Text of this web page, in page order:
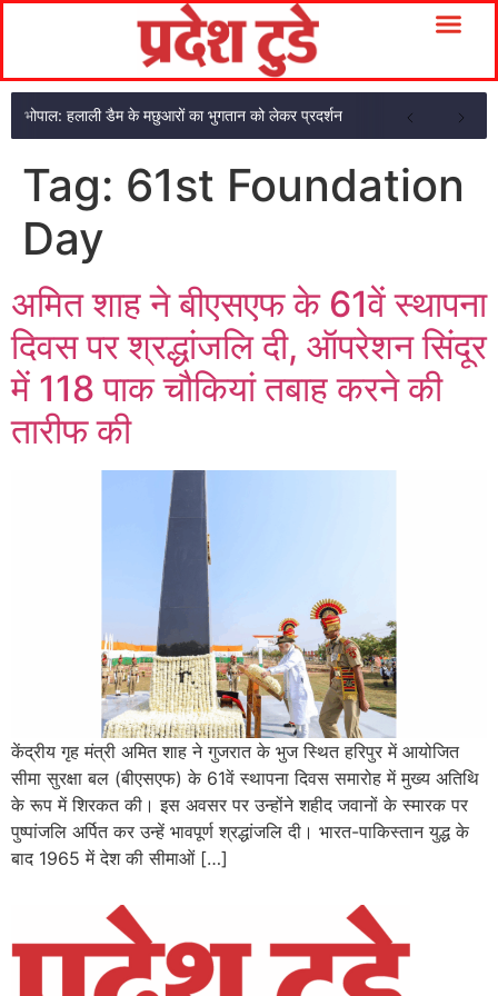
भोपाल: हलाली डैम के मछुआरों का भुगतान को लेकर प्रदर्शन
Tag: 61st Foundation
Day
अमित शाह ने बीएसएफ के 61वें स्थापना
दिवस पर श्रद्धांजलि दी, ऑपरेशन सिंदूर
में 118 पाक चौकियां तबाह करने की
तारीफ की
केंद्रीय गृह मंत्री अमित शाह ने गुजरात के भुज स्थित हरिपुर में आयोजित
सीमा सुरक्षा बल (बीएसएफ) के 61वें स्थापना दिवस समारोह में मुख्य अतिथि
के रूप में शिरकत की। इस अवसर पर उन्होंने शहीद जवानों के स्मारक पर
पुष्पांजलि अर्पित कर उन्हें भावपूर्ण श्रद्धांजलि दी। भारत-पाकिस्तान युद्ध के
बाद 1965 में देश की सीमाओं […]